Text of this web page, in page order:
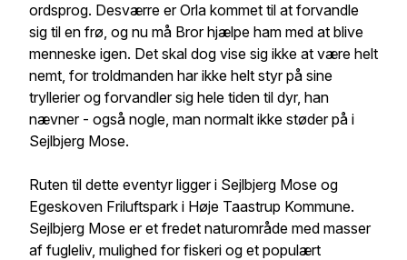
ordsprog. Desværre er Orla kommet til at forvandle
sig til en frø, og nu må Bror hjælpe ham med at blive
menneske igen. Det skal dog vise sig ikke at være helt
nemt, for troldmanden har ikke helt styr på sine
tryllerier og forvandler sig hele tiden til dyr, han
nævner - også nogle, man normalt ikke støder på i
Sejlbjerg Mose.
Ruten til dette eventyr ligger i Sejlbjerg Mose og
Egeskoven Friluftspark i Høje Taastrup Kommune.
Sejlbjerg Mose er et fredet naturområde med masser
af fugleliv, mulighed for fiskeri og et populært